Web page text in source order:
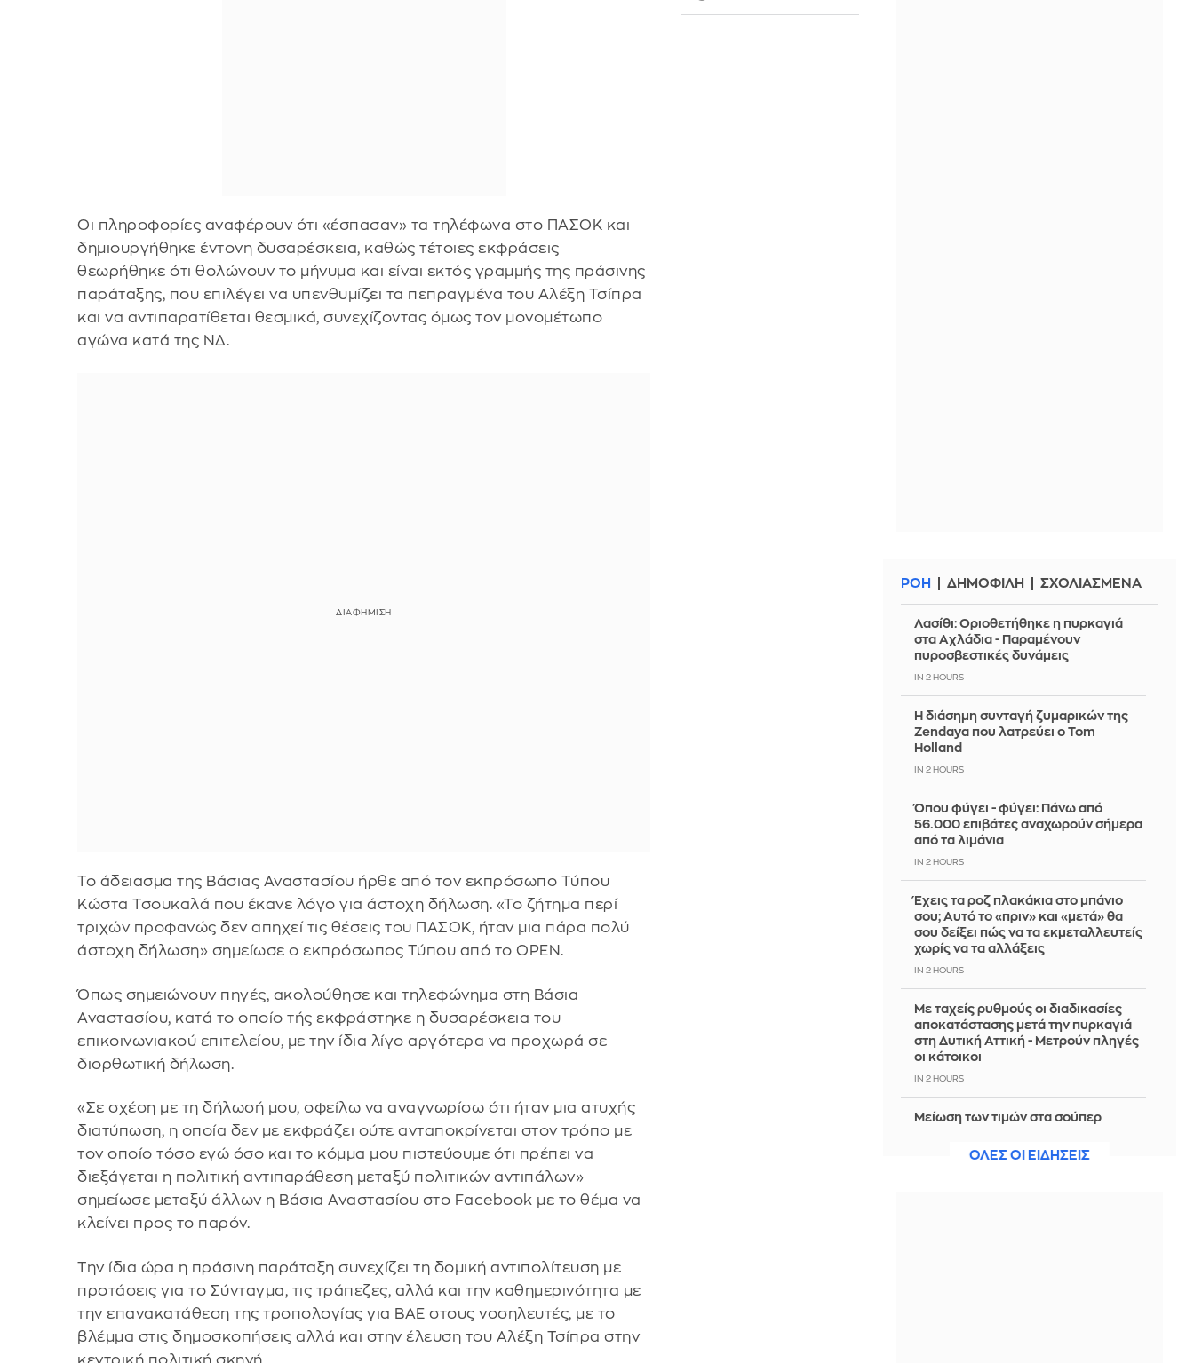
Οι πληροφορίες αναφέρουν ότι «έσπασαν» τα τηλέφωνα στο ΠΑΣΟΚ και
δημιουργήθηκε έντονη δυσαρέσκεια, καθώς τέτοιες εκφράσεις
θεωρήθηκε ότι θολώνουν το μήνυμα και είναι εκτός γραμμής της πράσινης
παράταξης, που επιλέγει να υπενθυμίζει τα πεπραγμένα του Αλέξη Τσίπρα
και να αντιπαρατίθεται θεσμικά, συνεχίζοντας όμως τον μονομέτωπο
αγώνα κατά της ΝΔ.
Το άδειασμα της Βάσιας Αναστασίου ήρθε από τον εκπρόσωπο Τύπου
Κώστα Τσουκαλά που έκανε λόγο για άστοχη δήλωση. «Το ζήτημα περί
τριχών προφανώς δεν απηχεί τις θέσεις του ΠΑΣΟΚ, ήταν μια πάρα πολύ
άστοχη δήλωση» σημείωσε ο εκπρόσωπος Τύπου από το OPEN.
Όπως σημειώνουν πηγές, ακολούθησε και τηλεφώνημα στη Βάσια
Αναστασίου, κατά το οποίο τής εκφράστηκε η δυσαρέσκεια του
επικοινωνιακού επιτελείου, με την ίδια λίγο αργότερα να προχωρά σε
διορθωτική δήλωση.
«Σε σχέση με τη δήλωσή μου, οφείλω να αναγνωρίσω ότι ήταν μια ατυχής
διατύπωση, η οποία δεν με εκφράζει ούτε ανταποκρίνεται στον τρόπο με
τον οποίο τόσο εγώ όσο και το κόμμα μου πιστεύουμε ότι πρέπει να
διεξάγεται η πολιτική αντιπαράθεση μεταξύ πολιτικών αντιπάλων»
σημείωσε μεταξύ άλλων η Βάσια Αναστασίου στο Facebook με το θέμα να
κλείνει προς το παρόν.
Την ίδια ώρα η πράσινη παράταξη συνεχίζει τη δομική αντιπολίτευση με
προτάσεις για το Σύνταγμα, τις τράπεζες, αλλά και την καθημερινότητα με
την επανακατάθεση της τροπολογίας για ΒΑΕ στους νοσηλευτές, με το
βλέμμα στις δημοσκοπήσεις αλλά και στην έλευση του Αλέξη Τσίπρα στην
κεντρική πολιτική σκηνή.
ΡΟΗ ΔΗΜΟΦΙΛΗ ΣΧΟΛΙΑΣΜΕΝΑ
Λασίθι: Οριοθετήθηκε η πυρκαγιά
στα Αχλάδια - Παραμένουν
πυροσβεστικές δυνάμεις
IN 2 HOURS
Η διάσημη συνταγή ζυμαρικών της
Zendaya που λατρεύει ο Tom
Holland
IN 2 HOURS
Όπου φύγει - φύγει: Πάνω από
56.000 επιβάτες αναχωρούν σήμερα
από τα λιμάνια
IN 2 HOURS
Έχεις τα ροζ πλακάκια στο μπάνιο
σου; Αυτό το «πριν» και «μετά» θα
σου δείξει πώς να τα εκμεταλλευτείς
χωρίς να τα αλλάξεις
IN 2 HOURS
Με ταχείς ρυθμούς οι διαδικασίες
αποκατάστασης μετά την πυρκαγιά
στη Δυτική Αττική - Μετρούν πληγές
οι κάτοικοι
IN 2 HOURS
Μείωση των τιμών στα σούπερ
προϊόντα και 130 σχολικά είδη
ΟΛΕΣ ΟΙ ΕΙΔΗΣΕΙΣ